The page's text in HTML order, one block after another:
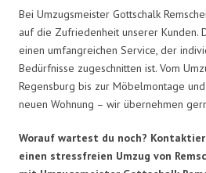
Bei Umzugsmeister Gottschalk
auf die Zufriedenheit unserer Kunden.
einen umfangreichen Service, der
Bedürfnisse zugeschnitten ist. Vom
Regensburg bis zur Möbelmontage
neuen Wohnung – wir übernehmen
Worauf wartest du noch?
einen stressfreien Umzug von